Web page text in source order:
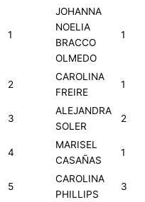
1
JOHANNA
NOELIA
BRACCO
OLMEDO
1
2
CAROLINA
FREIRE
1
3
ALEJANDRA
SOLER
2
4
MARISEL
CASAÑAS
1
5
CAROLINA
PHILLIPS
3